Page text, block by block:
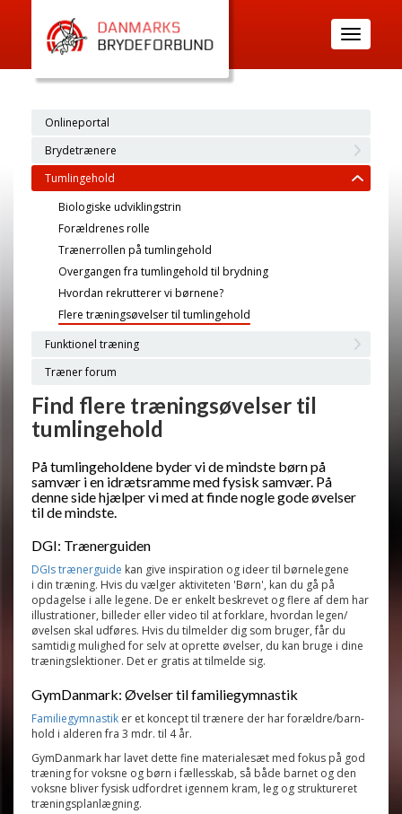
Toggle
navigation
Onlineportal
Brydetrænere
Tumlingehold
Biologiske udviklingstrin
Forældrenes rolle
Trænerrollen på tumlingehold
Overgangen fra tumlingehold til brydning
Hvordan rekrutterer vi børnene?
Flere træningsøvelser til tumlingehold
Funktionel træning
Træner forum
Find flere træningsøvelser til
tumlingehold
På tumlingeholdene byder vi de mindste børn på
samvær i en idrætsramme med fysisk samvær. På
denne side hjælper vi med at finde nogle gode øvelser
til de mindste.
DGI: Trænerguiden
DGIs trænerguide kan give inspiration og ideer til børnelegene
i din træning. Hvis du vælger aktiviteten 'Børn', kan du gå på
opdagelse i alle legene. De er enkelt beskrevet og flere af dem har
illustrationer, billeder eller video til at forklare, hvordan legen/
øvelsen skal udføres. Hvis du tilmelder dig som bruger, får du
samtidig mulighed for selv at oprette øvelser, du kan bruge i dine
træningslektioner. Det er gratis at tilmelde sig.
GymDanmark: Øvelser til familiegymnastik
Familiegymnastik er et koncept til trænere der har forældre/barn-
hold i alderen fra 3 mdr. til 4 år.
GymDanmark har lavet dette fine materialesæt med fokus på god
træning for voksne og børn i fællesskab, så både barnet og den
voksne bliver fysisk udfordret igennem kram, leg og struktureret
træningsplanlægning.